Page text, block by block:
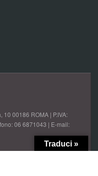
00186 ROMA | P.IVA:
06 6871043 | E-mail:
Traduci »